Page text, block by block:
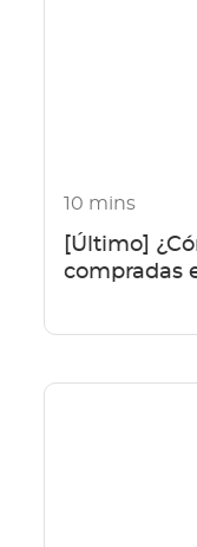
10 mins
[Último]
compradas